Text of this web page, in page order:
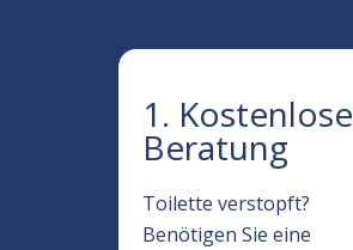
1. Kostenlose
Beratung
Toilette verstopft?
Benötigen Sie eine